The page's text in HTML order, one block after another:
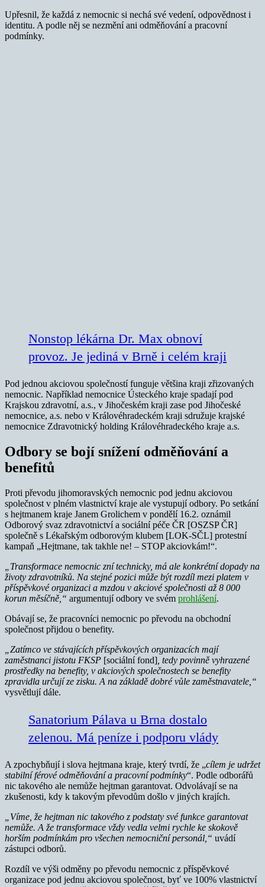
Upřesnil, že každá z nemocnic si nechá své vedení, odpovědnost i
identitu. A podle něj se nezmění ani odměňování a pracovní
podmínky.
Nonstop lékárna Dr. Max obnoví
provoz. Je jediná v Brně i celém kraji
Pod jednou akciovou společností funguje většina kraji zřizovaných
nemocnic. Například nemocnice Ústeckého kraje spadají pod
Krajskou zdravotní, a.s., v Jihočeském kraji zase pod Jihočeské
nemocnice, a.s. nebo v Královéhradeckém kraji sdružuje krajské
nemocnice Zdravotnický holding Královéhradeckého kraje a.s.
Odbory se bojí snížení odměňování a
benefitů
Proti převodu jihomoravských nemocnic pod jednu akciovou
společnost v plném vlastnictví kraje ale vystupují odbory. Po setkání
s hejtmanem kraje Janem Grolichem v pondělí 16.2. oznámil
Odborový svaz zdravotnictví a sociální péče ČR [OSZSP ČR]
společně s Lékařským odborovým klubem [LOK-SČL] protestní
kampaň „Hejtmane, tak takhle ne! – STOP akciovkám!“.
„Transformace nemocnic zní technicky, má ale konkrétní dopady na
životy zdravotníků. Na stejné pozici může být rozdíl mezi platem v
příspěvkové organizaci a mzdou v akciové společnosti až 8 000
korun měsíčně,“ argumentují odbory ve svém prohlášení.
Obávají se, že pracovníci nemocnic po převodu na obchodní
společnost přijdou o benefity.
„Zatímco ve stávajících příspěvkových organizacích mají
zaměstnanci jistotu FKSP [sociální fond] , tedy povinně vyhrazené
prostředky na benefity, v akciových společnostech se benefity
zpravidla určují ze zisku. A na základě dobré vůle zaměstnavatele,“
vysvětlují dále.
Sanatorium Pálava u Brna dostalo
zelenou. Má peníze i podporu vlády
A zpochybňují i slova hejtmana kraje, který tvrdí, že „cílem je udržet
stabilní férové odměňování a pracovní podmínky“. Podle odborářů
nic takového ale nemůže hejtman garantovat. Odvolávají se na
zkušenosti, kdy k takovým převodům došlo v jiných krajích.
„Víme, že hejtman nic takového z podstaty své funkce garantovat
nemůže. A že transformace vždy vedla velmi rychle ke skokově
horším podmínkám pro všechen nemocniční personál,“ uvádí
zástupci odborů.
Rozdíl ve výši odměny po převodu nemocnic z příspěvkové
organizace pod jednu akciovou společnost, byť ve 100% vlastnictví